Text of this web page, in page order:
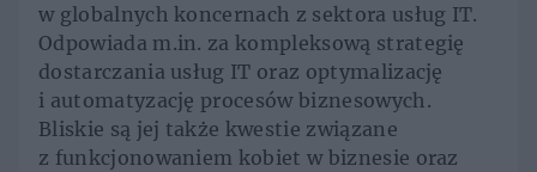
w globalnych koncernach z sektora usług IT.
Odpowiada m.in. za kompleksową strategię
dostarczania usług IT oraz optymalizację
i automatyzację procesów biznesowych.
Bliskie są jej także kwestie związane
z funkcjonowaniem kobiet w biznesie oraz